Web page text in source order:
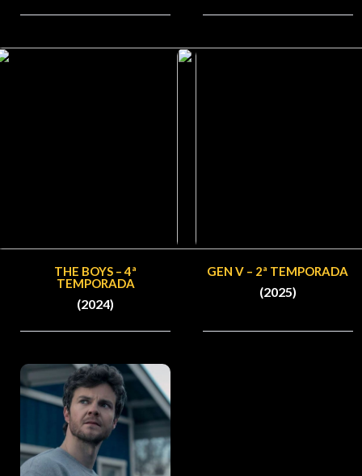
THE BOYS – 4ª
TEMPORADA
(2024)
GEN V – 2ª TEMPORADA
(2025)